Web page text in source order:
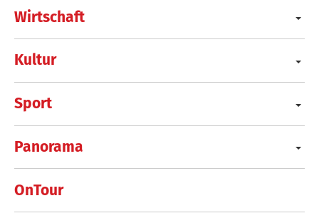
Wirtschaft
Kultur
Sport
Panorama
OnTour